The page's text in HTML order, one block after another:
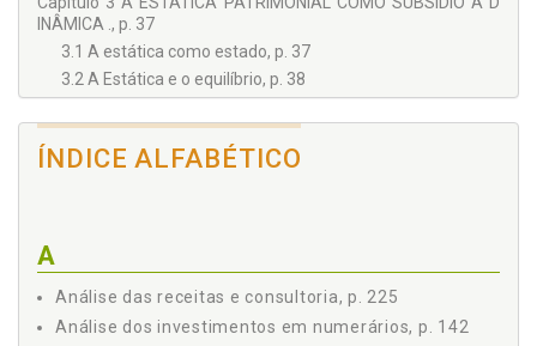
INÂMICA ., p. 37
3.1 A estática como estado, p. 37
3.2 A Estática e o equilíbrio, p. 38
Capítulo 4 TECNOLOGIA APLICADA AO ESTUDO DA
EMPRESA, p. 43
5.3 Os métodos matemáticos de análise, p. 50
5.3 Os métodos matemáticos de análise, p. 50
ÍNDICE ALFABÉTICO
A
Análise das receitas e consultoria, p. 225
Análise dos investimentos em numerários, p. 142